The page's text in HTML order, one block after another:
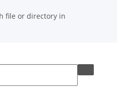
file or directory in